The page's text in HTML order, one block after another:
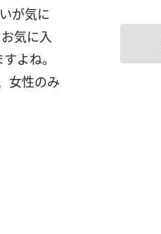
が気に
気に入
よね。
女性のみ